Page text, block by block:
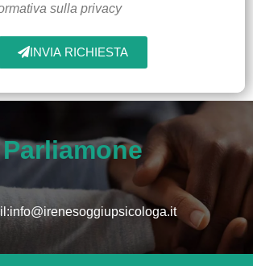
sulla privacy
INVIA RICHIESTA
Parliamone